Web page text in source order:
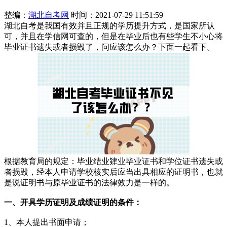
整编： 湖北自考网 时间：2021-07-29 11:51:59
湖北自考是我国有效并且正规的学历提升方式，是国家所认
可，并且在学信网可查的，但是在毕业后也有些学生不小心将
毕业证书遗失或者损毁了，问应该怎么办？下面一起看下。
根据教育局的规定：毕业结业肄业毕业证书和学位证书遗失或
者损毁，经本人申请学校核实后应当出具相应的证明书，也就
是说证明书与原毕业证书的法律效力是一样的。
一、开具学历证明及成绩证明的条件：
1、本人提出书面申请；